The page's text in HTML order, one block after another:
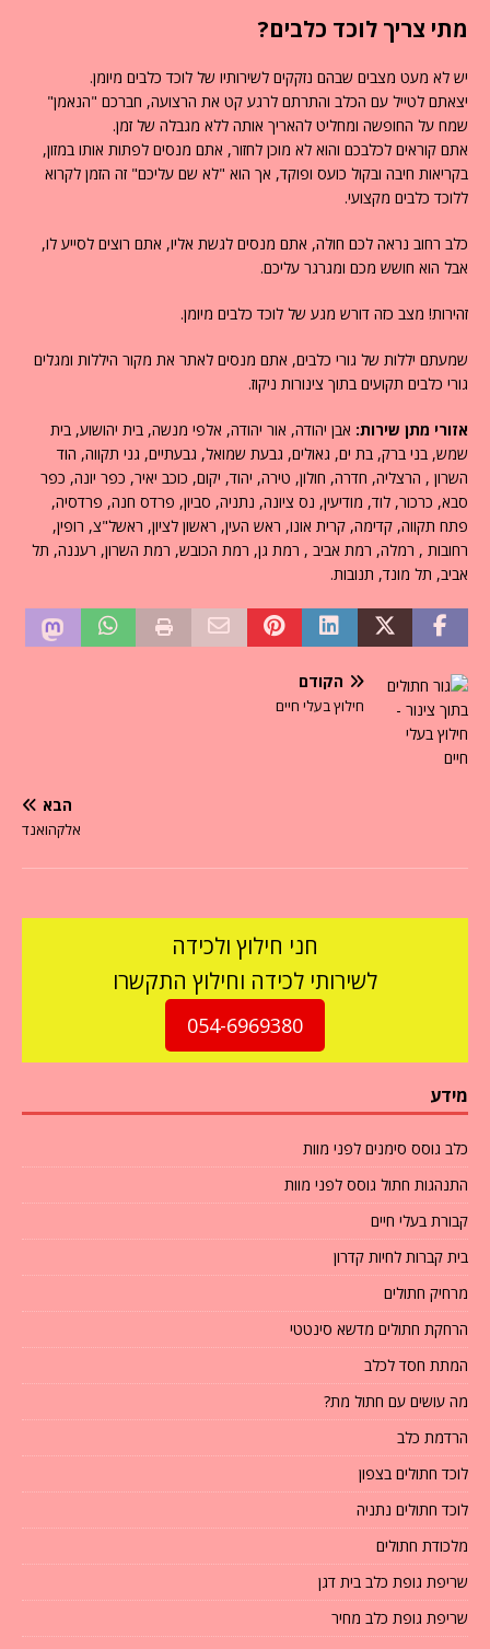
מתי צריך לוכד כלבים?
יש לא מעט מצבים שבהם נזקקים לשירותיו של לוכד כלבים מיומן.
יצאתם לטייל עם הכלב והתרתם לרגע קט את הרצועה, חברכם "הנאמן"
שמח על החופשה ומחליט להאריך אותה ללא מגבלה של זמן.
אתם קוראים לכלבכם והוא לא מוכן לחזור, אתם מנסים לפתות אותו במזון,
בקריאות חיבה ובקול כועס ופוקד, אך הוא "לא שם עליכם" זה הזמן לקרוא
ללוכד כלבים מקצועי.
כלב רחוב נראה לכם חולה, אתם מנסים לגשת אליו, אתם רוצים לסייע לו,
אבל הוא חושש מכם ומגרגר עליכם.
זהירות! מצב כזה דורש מגע של לוכד כלבים מיומן.
שמעתם יללות של גורי כלבים, אתם מנסים לאתר את מקור היללות ומגלים
גורי כלבים תקועים בתוך צינורות ניקוז.
אזורי מתן שירות: אבן יהודה, אור יהודה, אלפי מנשה, בית יהושוע, בית
שמש, בני ברק, בת ים, גאולים, גבעת שמואל, גבעתיים, גני תקווה, הוד
השרון , הרצליה, חדרה, חולון, טירה, יהוד, יקום, כוכב יאיר, כפר יונה, כפר
סבא, כרכור, לוד, מודיעין, נס ציונה, נתניה, סביון, פרדס חנה, פרדסיה,
פתח תקווה, קדימה, קרית אונו, ראש העין, ראשון לציון, ראשל"צ, רופין,
רחובות , רמלה, רמת אביב , רמת גן, רמת הכובש, רמת השרון, רעננה, תל
אביב, תל מונד, תנובות.
הקודם
חילוץ בעלי חיים
הבא
אלקהואנד
חני חילוץ ולכידה
לשירותי לכידה וחילוץ התקשרו
054-6969380
מידע
כלב גוסס סימנים לפני מוות
התנהגות חתול גוסס לפני מוות
קבורת בעלי חיים
בית קברות לחיות קדרון
מרחיק חתולים
הרחקת חתולים מדשא סינטטי
המתת חסד לכלב
מה עושים עם חתול מת?
הרדמת כלב
לוכד חתולים בצפון
לוכד חתולים נתניה
מלכודת חתולים
שריפת גופת כלב בית דגן
שריפת גופת כלב מחיר